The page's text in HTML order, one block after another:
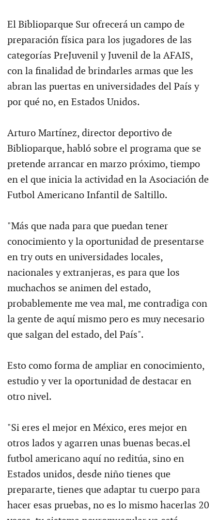
El Biblioparque Sur ofrecerá un campo de
preparación física para los jugadores de las
categorías PreJuvenil y Juvenil de la AFAIS,
con la finalidad de brindarles armas que les
abran las puertas en universidades del País y
por qué no, en Estados Unidos.
Arturo Martínez, director deportivo de
Biblioparque, habló sobre el programa que se
pretende arrancar en marzo próximo, tiempo
en el que inicia la actividad en la Asociación de
Futbol Americano Infantil de Saltillo.
"Más que nada para que puedan tener
conocimiento y la oportunidad de presentarse
en try outs en universidades locales,
nacionales y extranjeras, es para que los
muchachos se animen del estado,
probablemente me vea mal, me contradiga con
la gente de aquí mismo pero es muy necesario
que salgan del estado, del País".
Esto como forma de ampliar en conocimiento,
estudio y ver la oportunidad de destacar en
otro nivel.
"Si eres el mejor en México, eres mejor en
otros lados y agarren unas buenas becas.el
futbol americano aquí no reditúa, sino en
Estados unidos, desde niño tienes que
prepararte, tienes que adaptar tu cuerpo para
hacer esas pruebas, no es lo mismo hacerlas 20